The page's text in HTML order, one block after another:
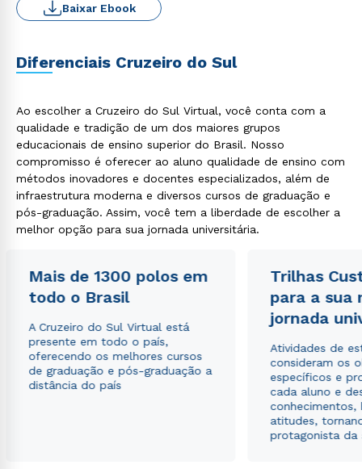
Baixar Ebook
Diferenciais Cruzeiro do Sul
Ao escolher a Cruzeiro do Sul Virtual, você conta com a
qualidade e tradição de um dos maiores grupos
educacionais de ensino superior do Brasil. Nosso
compromisso é oferecer ao aluno qualidade de ensino com
métodos inovadores e docentes especializados, além de
infraestrutura moderna e diversos cursos de graduação e
pós-graduação. Assim, você tem a liberdade de escolher a
melhor opção para sua jornada universitária.
Mais de 1300 polos em
todo o Brasil
A Cruzeiro do Sul Virtual está
presente em todo o país,
oferecendo os melhores cursos
de graduação e pós-graduação a
distância do país
Trilhas
para a sua
jornada
Atividades de
consideram os
específicos e
cada aluno e
conhecimentos,
atitudes,
protagonista da